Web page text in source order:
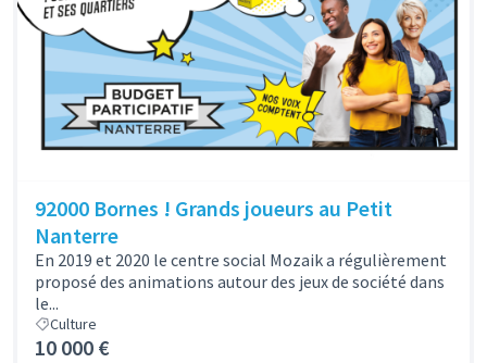
92000 Bornes ! Grands joueurs au Petit
Nanterre
En 2019 et 2020 le centre social Mozaik a régulièrement
proposé des animations autour des jeux de société dans
le...
Culture
10 000 €